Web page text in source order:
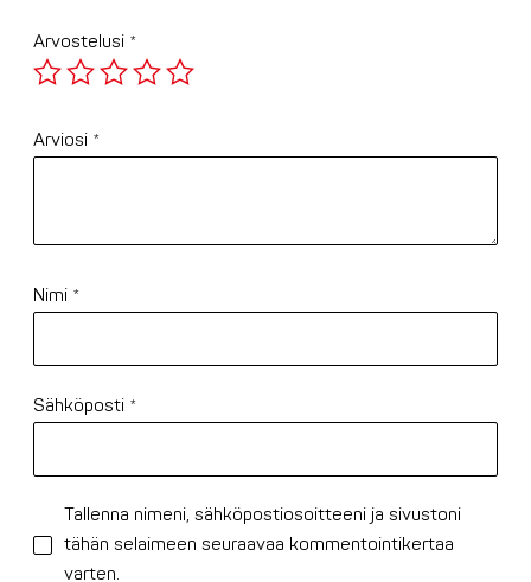
Arvostelusi *
Arviosi *
Nimi *
Sähköposti *
Tallenna nimeni, sähköpostiosoitteeni ja sivustoni
tähän selaimeen seuraavaa kommentointikertaa
varten.